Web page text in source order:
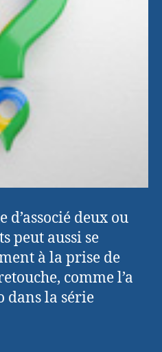
deux ou
peut aussi se
à la prise de
comme l’a
dans la série